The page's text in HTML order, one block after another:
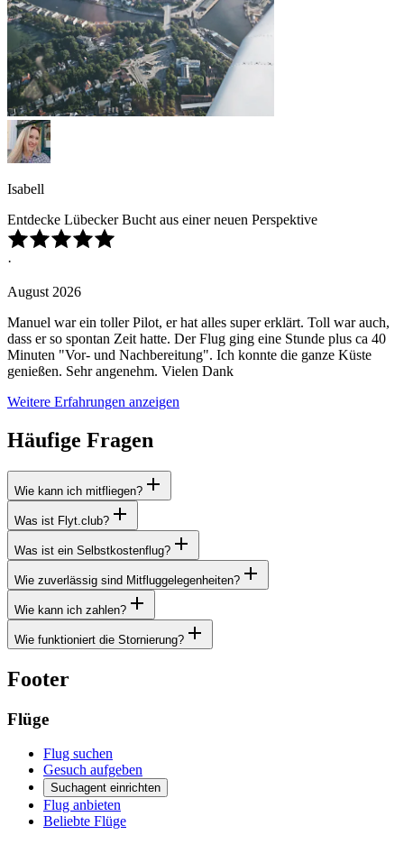
Isabell
Entdecke Lübecker Bucht aus einer neuen Perspektive
·
August 2026
Manuel war ein toller Pilot, er hat alles super erklärt. Toll war auch,
dass er so spontan Zeit hatte. Der Flug ging eine Stunde plus ca 40
Minuten "Vor- und Nachbereitung". Ich konnte die ganze Küste
genießen. Sehr angenehm. Vielen Dank
Weitere Erfahrungen anzeigen
Häufige Fragen
Wie kann ich mitfliegen?
Was ist Flyt.club?
Was ist ein Selbstkostenflug?
Wie zuverlässig sind Mitfluggelegenheiten?
Wie kann ich zahlen?
Wie funktioniert die Stornierung?
Footer
Flüge
Flug suchen
Gesuch aufgeben
Suchagent einrichten
Flug anbieten
Beliebte Flüge